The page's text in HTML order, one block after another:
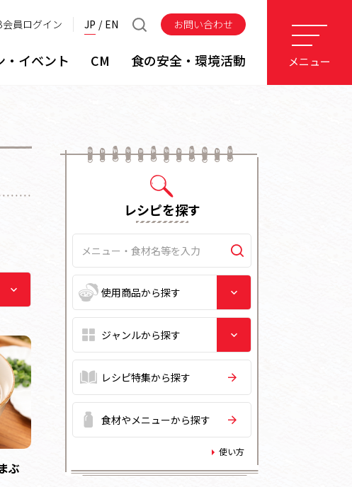
会員ログイン JP EN お問い合わせ
・イベント CM 食の安全・環境活動 メニュー
ぶ
レシピを探す
レシピ特集から探す
食材やメニューから探す
使い方